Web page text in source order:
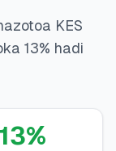
KES
13% hadi
13%